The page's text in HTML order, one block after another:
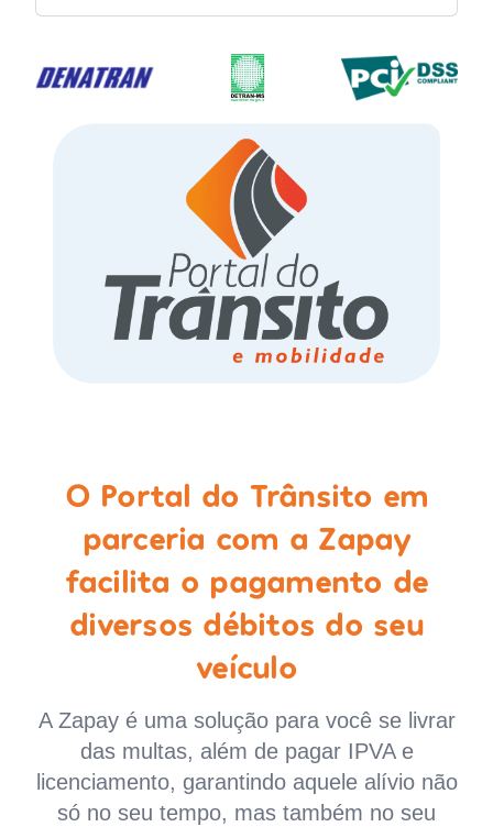
O Portal do Trânsito em
parceria com a Zapay
facilita o pagamento de
diversos débitos do seu
veículo
A Zapay é uma solução para você se livrar
das multas, além de pagar IPVA e
licenciamento, garantindo aquele alívio não
só no seu tempo, mas também no seu